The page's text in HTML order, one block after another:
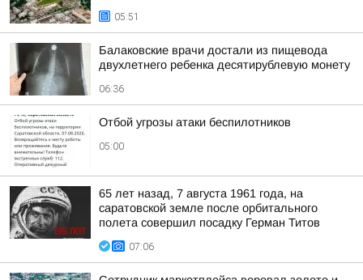
05:51
Балаковские врачи достали из пищевода
двухлетнего ребенка десятирублевую монету
06:36
Отбой угрозы атаки беспилотников
05:00
65 лет назад, 7 августа 1961 года, на
саратовской земле после орбитального
полета совершил посадку Герман Титов
07:06